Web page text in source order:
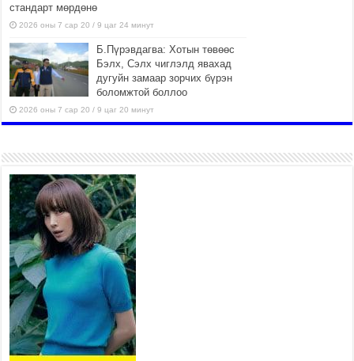
стандарт мөрдөнө
2026 оны 7 сар 20 / 9 цаг 24 минут
Б.Пүрэвдагва: Хотын төвөөс
Бэлх, Сэлх чиглэлд явахад
дугуйн замаар зорчих бүрэн
боломжтой боллоо
2026 оны 7 сар 20 / 9 цаг 20 минут
шугам хоолойн ажил 80
хувьтай үргэлжилж байна
2026 оны 7 сар 20 / 9 цаг 14 минут
Усархаг аадар бороо орж байгаа тул аюулгүй
байдлаа хангаж, үер усны аюулаас
сэрэмжлэхийг нийслэлийн Онцгой байдлын
газраас анхааруулж байна
2026 оны 7 сар 20 / 9 цаг 09 минут
311 алба хаагч, 119 техник хэрэгсэлтэй ажиллаж
үер усны аюул, болзошгүй эрсдэлээс сэргийлж
байна
2026 оны 7 сар 20 / 9 цаг 05 минут